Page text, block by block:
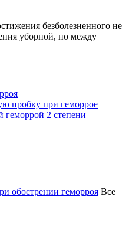
безболезненного не
уборной, но между
пробку при геморрое
2 степени
обострении геморроя Все